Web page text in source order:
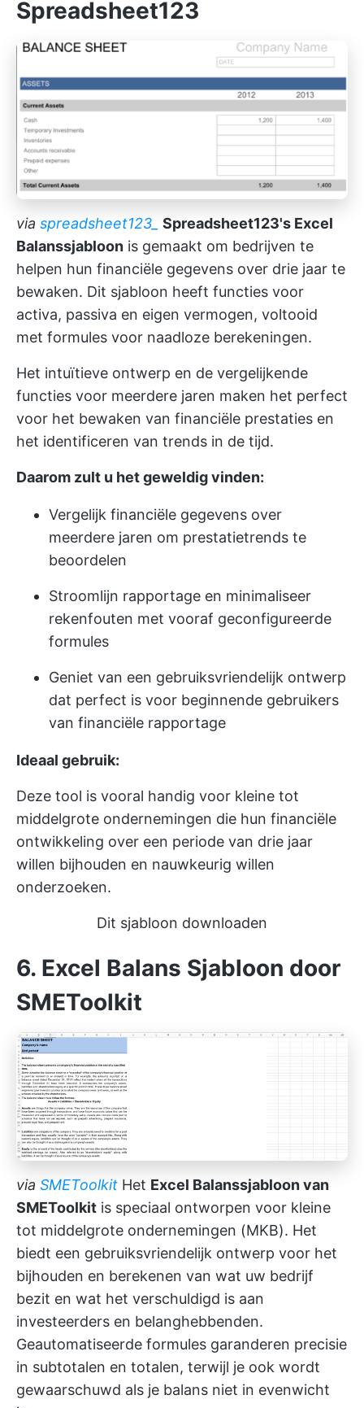
Spreadsheet123
via spreadsheet123_
Spreadsheet123's Excel
Balanssjabloon is gemaakt om bedrijven te
helpen hun financiële gegevens over drie jaar te
bewaken. Dit sjabloon heeft functies voor
activa, passiva en eigen vermogen, voltooid
met formules voor naadloze berekeningen.
Het intuïtieve ontwerp en de vergelijkende
functies voor meerdere jaren maken het perfect
voor het bewaken van financiële prestaties en
het identificeren van trends in de tijd.
Daarom zult u het geweldig vinden:
Vergelijk financiële gegevens over
meerdere jaren om prestatietrends te
beoordelen
Stroomlijn rapportage en minimaliseer
rekenfouten met vooraf geconfigureerde
formules
Geniet van een gebruiksvriendelijk ontwerp
dat perfect is voor beginnende gebruikers
van financiële rapportage
Ideaal gebruik:
Deze tool is vooral handig voor kleine tot
middelgrote ondernemingen die hun financiële
ontwikkeling over een periode van drie jaar
willen bijhouden en nauwkeurig willen
onderzoeken.
Dit sjabloon downloaden
6. Excel Balans Sjabloon door
SMEToolkit
via SMEToolkit Het Excel Balanssjabloon van
SMEToolkit is speciaal ontworpen voor kleine
tot middelgrote ondernemingen (MKB). Het
biedt een gebruiksvriendelijk ontwerp voor het
bijhouden en berekenen van wat uw bedrijf
bezit en wat het verschuldigd is aan
investeerders en belanghebbenden.
Geautomatiseerde formules garanderen precisie
in subtotalen en totalen, terwijl je ook wordt
gewaarschuwd als je balans niet in evenwicht